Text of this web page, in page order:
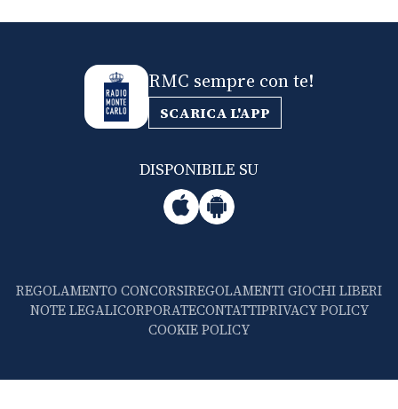
RMC sempre con te!
SCARICA L'APP
DISPONIBILE SU
REGOLAMENTO CONCORSIREGOLAMENTI GIOCHI LIBERI
NOTE LEGALICORPORATECONTATTIPRIVACY POLICY
COOKIE POLICY